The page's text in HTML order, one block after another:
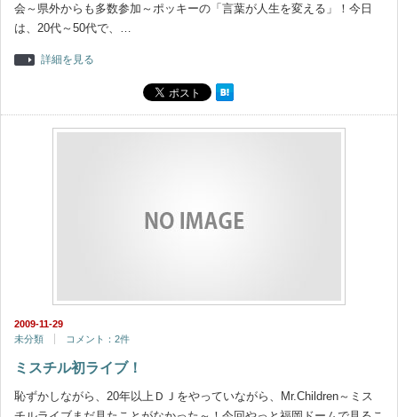
会～県外からも多数参加～ポッキーの「言葉が人生を変える」！今日
は、20代～50代で、…
詳細を見る
2009-11-29
未分類
コメント：2件
ミスチル初ライブ！
恥ずかしながら、20年以上ＤＪをやっていながら、Mr.Children～ミス